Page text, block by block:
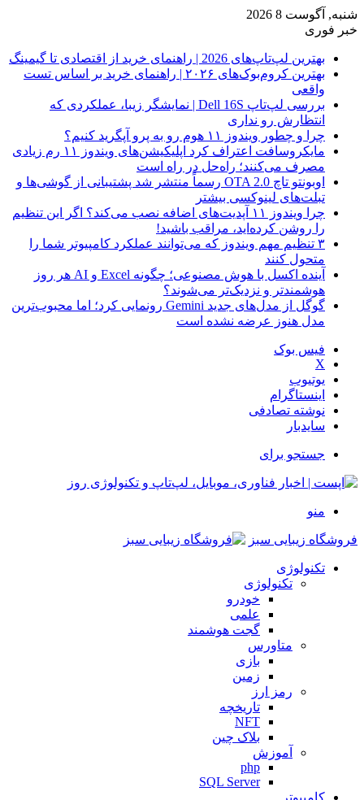
شنبه, آگوست 8 2026
خبر فوری
بهترین لپ‌تاپ‌های 2026 | راهنمای خرید از اقتصادی تا گیمینگ
بهترین کروم‌بوک‌های ۲۰۲۶ | راهنمای خرید بر اساس تست
واقعی
بررسی لپ‌تاپ Dell 16S | نمایشگر زیبا، عملکردی که
انتظارش رو نداری
چرا و چطور ویندوز ۱۱ هوم رو به پرو آپگرید کنیم؟
مایکروسافت اعتراف کرد اپلیکیشن‌های ویندوز ۱۱ رم زیادی
مصرف می‌کنند؛ راه‌حل در راه است
اوبونتو تاچ OTA 2.0 رسماً منتشر شد پشتیبانی از گوشی‌ها و
تبلت‌های لینوکسی بیشتر
چرا ویندوز ۱۱ آپدیت‌های اضافه نصب می‌کند؟ اگر این تنظیم
را روشن کرده‌اید، مراقب باشید!
۳ تنظیم مهم ویندوز که می‌توانند عملکرد کامپیوتر شما را
متحول کنند
آینده اکسل با هوش مصنوعی؛ چگونه Excel و AI هر روز
هوشمندتر و نزدیک‌تر می‌شوند؟
گوگل از مدل‌های جدید Gemini رونمایی کرد؛ اما محبوب‌ترین
مدل هنوز عرضه نشده است
فیس بوک
X
یوتیوب
اینستاگرام
نوشته تصادفی
سایدبار
جستجو برای
منو
فروشگاه زیبایی سبز
تکنولوژی
تکنولوژی
خودرو
علمی
گجت هوشمند
متاورس
بازی
زمین
رمز ارز
تاریخچه
NFT
بلاک چین
آموزش
php
SQL Server
کامپیوتر